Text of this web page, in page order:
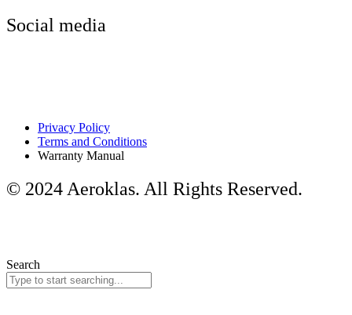
Social media
Privacy Policy
Terms and Conditions
Warranty Manual
© 2024 Aeroklas. All Rights Reserved.
Search